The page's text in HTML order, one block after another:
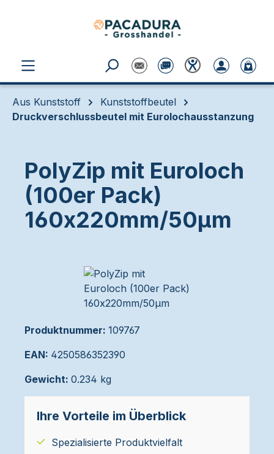
Aus Kunststoff
Kunststoffbeutel
Druckverschlussbeutel mit Eurolochausstanzung
PolyZip mit Euroloch
(100er Pack)
160x220mm/50µm
Produktnummer: 109767
EAN: 4250586352390
Gewicht: 0.234 kg
Ihre Vorteile im Überblick
Spezialisierte Produktvielfalt